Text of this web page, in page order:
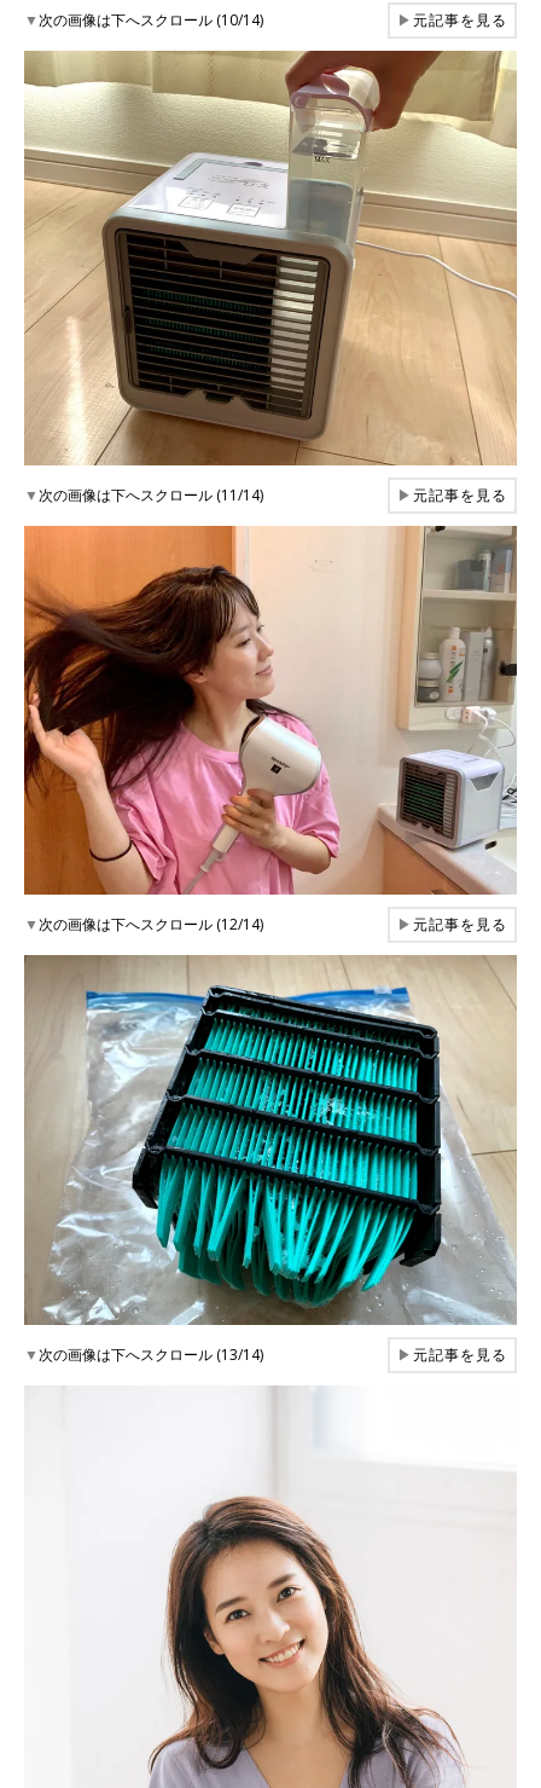
▼次の画像は下へスクロール (10/14) ▶元記事を見る
▼次の画像は下へスクロール (11/14) ▶元記事を見る
▼次の画像は下へスクロール (12/14) ▶元記事を見る
▼次の画像は下へスクロール (13/14) ▶元記事を見る